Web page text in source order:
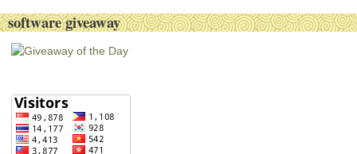
software giveaway